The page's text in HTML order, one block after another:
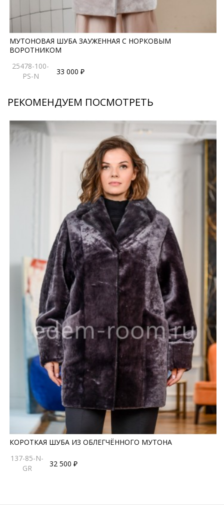
МУТОНОВАЯ ШУБА ЗАУЖЕННАЯ С НОРКОВЫМ
ВОРОТНИКОМ
25478-100-
PS-N
33 000 ₽
РЕКОМЕНДУЕМ ПОСМОТРЕТЬ
КОРОТКАЯ ШУБА ИЗ ОБЛЕГЧЁННОГО МУТОНА
137-85-N-
GR
32 500 ₽